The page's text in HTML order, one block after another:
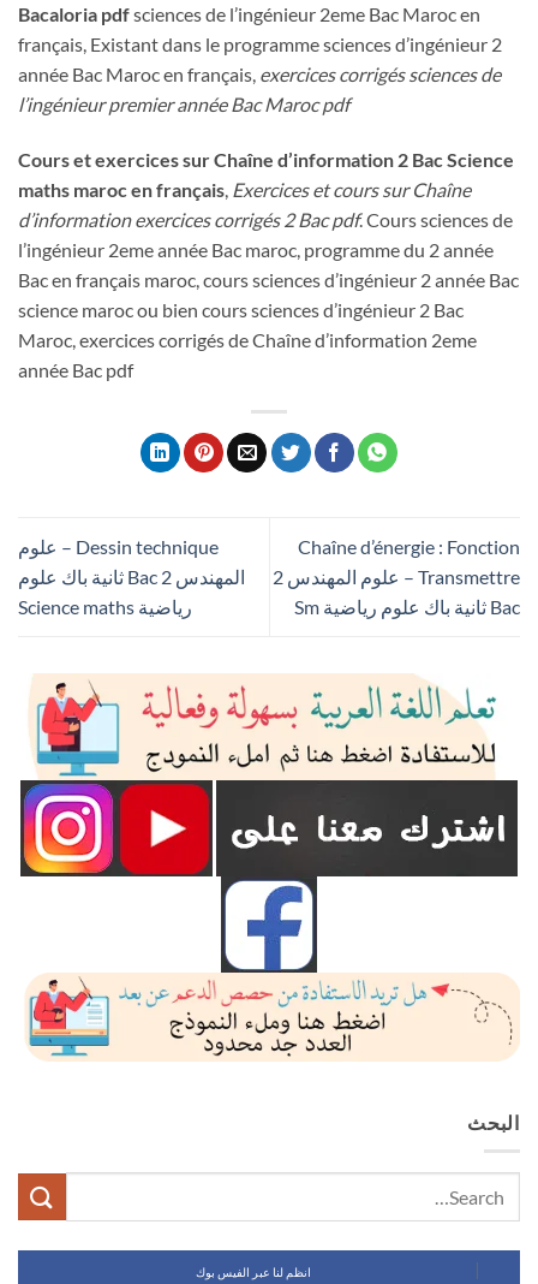
Bacaloria pdfsciences de l’ingénieur 2eme Bac Maroc en
français, Existant dans le programme sciences d’ingénieur 2
année Bac Maroc en français, exercices corrigés sciences de
l’ingénieur premier année Bac Maroc pdf
Cours et exercices sur Chaîne d’information 2 Bac Science
maths maroc en français, Exercices et cours sur Chaîne
d’information exercices corrigés 2 Bac pdf. Cours sciences de
l’ingénieur 2eme année Bac maroc, programme du 2 année
Bac en français maroc, cours sciences d’ingénieur 2 année Bac
science maroc ou bien cours sciences d’ingénieur 2 Bac
Maroc, exercices corrigés de Chaîne d’information 2eme
année Bac pdf
Chaîne d’énergie : Fonction
Transmettre – علوم المهندس 2
Bac ثانية باك علوم رياضية Sm
Dessin technique – علوم
المهندس 2 Bac ثانية باك علوم
رياضية Science maths
البحث
انظم لنا عبر الفيس بوك